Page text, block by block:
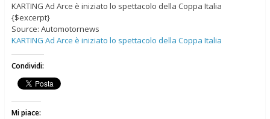
KARTING Ad Arce è iniziato lo spettacolo della Coppa Italia
{$excerpt}
Source: Automotornews
KARTING Ad Arce è iniziato lo spettacolo della Coppa Italia
Condividi:
Mi piace: